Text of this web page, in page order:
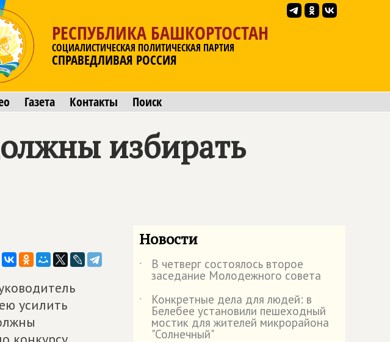
РЕСПУБЛИКА БАШКОРТОСТАН
СОЦИАЛИСТИЧЕСКАЯ ПОЛИТИЧЕСКАЯ ПАРТИЯ
СПРАВЕДЛИВАЯ РОССИЯ
Газета Контакты Поиск
избирать
усилить
Новости
˙ В четверг состоялось второе
заседание Молодежного совета
˙
Конкретные дела для людей: в
Белебее установили пешеходный
мостик для жителей микрорайона
"Солнечный"